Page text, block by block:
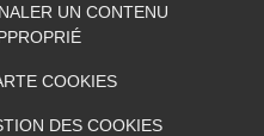
UN CONTENU
COOKIES
DES COOKIES